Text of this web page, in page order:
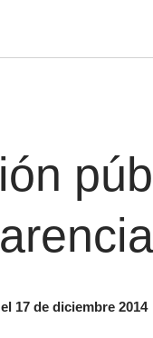
17 de diciembre 2014